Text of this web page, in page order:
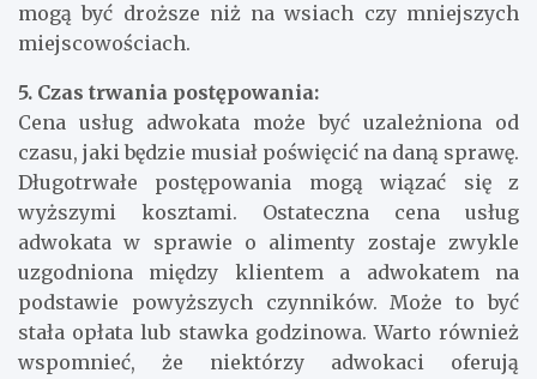
mogą być droższe niż na wsiach czy mniejszych
miejscowościach.
5. Czas trwania postępowania:
Cena usług adwokata może być uzależniona od
czasu, jaki będzie musiał poświęcić na daną sprawę.
Długotrwałe postępowania mogą wiązać się z
wyższymi kosztami. Ostateczna cena usług
adwokata w sprawie o alimenty zostaje zwykle
uzgodniona między klientem a adwokatem na
podstawie powyższych czynników. Może to być
stała opłata lub stawka godzinowa. Warto również
wspomnieć, że niektórzy adwokaci oferują